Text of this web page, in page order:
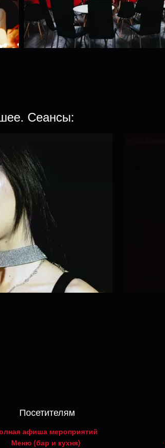
Сеансы:
Посетителям
афиша мероприятий
Меню (бар и кухня)